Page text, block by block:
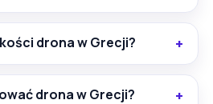
drona w Grecji?
drona w Grecji?